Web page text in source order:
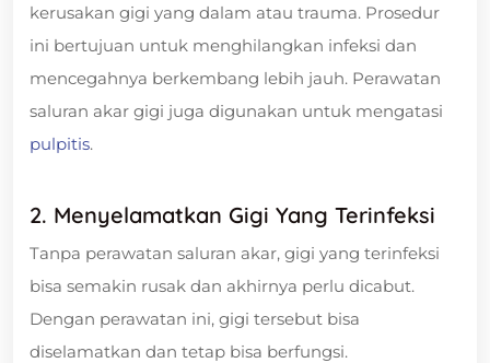
kerusakan gigi yang dalam atau trauma. Prosedur
ini bertujuan untuk menghilangkan infeksi dan
mencegahnya berkembang lebih jauh. Perawatan
saluran akar gigi juga digunakan untuk mengatasi
pulpitis.
2. Menyelamatkan Gigi Yang Terinfeksi
Tanpa perawatan saluran akar, gigi yang terinfeksi
bisa semakin rusak dan akhirnya perlu dicabut.
Dengan perawatan ini, gigi tersebut bisa
diselamatkan dan tetap bisa berfungsi.